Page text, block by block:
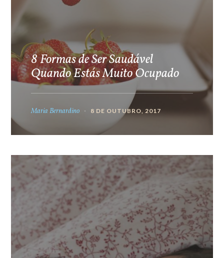
8 Formas de Ser Saudável
Quando Estás Muito Ocupado
Maria Bernardino 8 DE OUTUBRO, 2017